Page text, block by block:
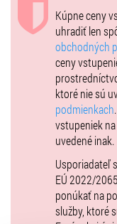
Kúpne ceny
uhradiť len
obchodných
ceny
ktoré nie sú
podmienkach
vstupeniek
uvedené inak.
Usporiadateľ
EÚ 2022/
ponúkať na
služby, ktoré